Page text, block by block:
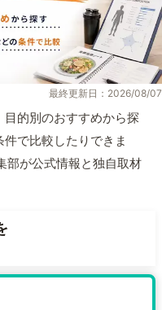
最終更新日：2026/08/07
的別のおすすめから探
で比較したりできま
部が公式情報と独自取材